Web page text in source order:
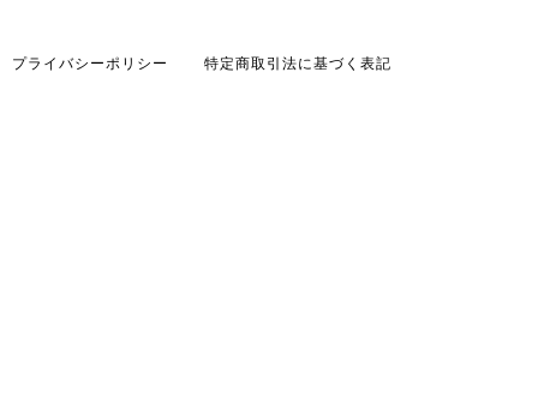
プライバシーポリシー 特定商取引法に基づく表記